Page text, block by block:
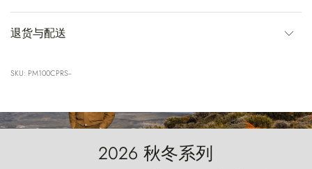
退货与配送
SKU: PM100CPRS--
2026 秋冬系列